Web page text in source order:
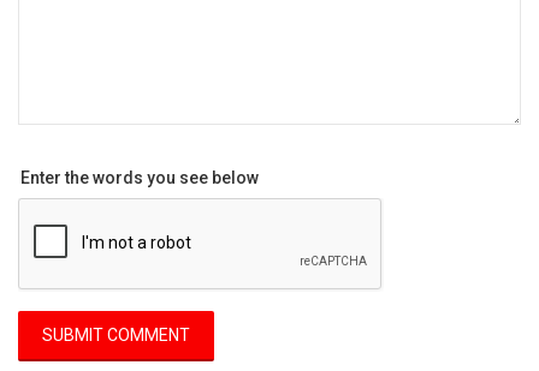
Enter the words you see below